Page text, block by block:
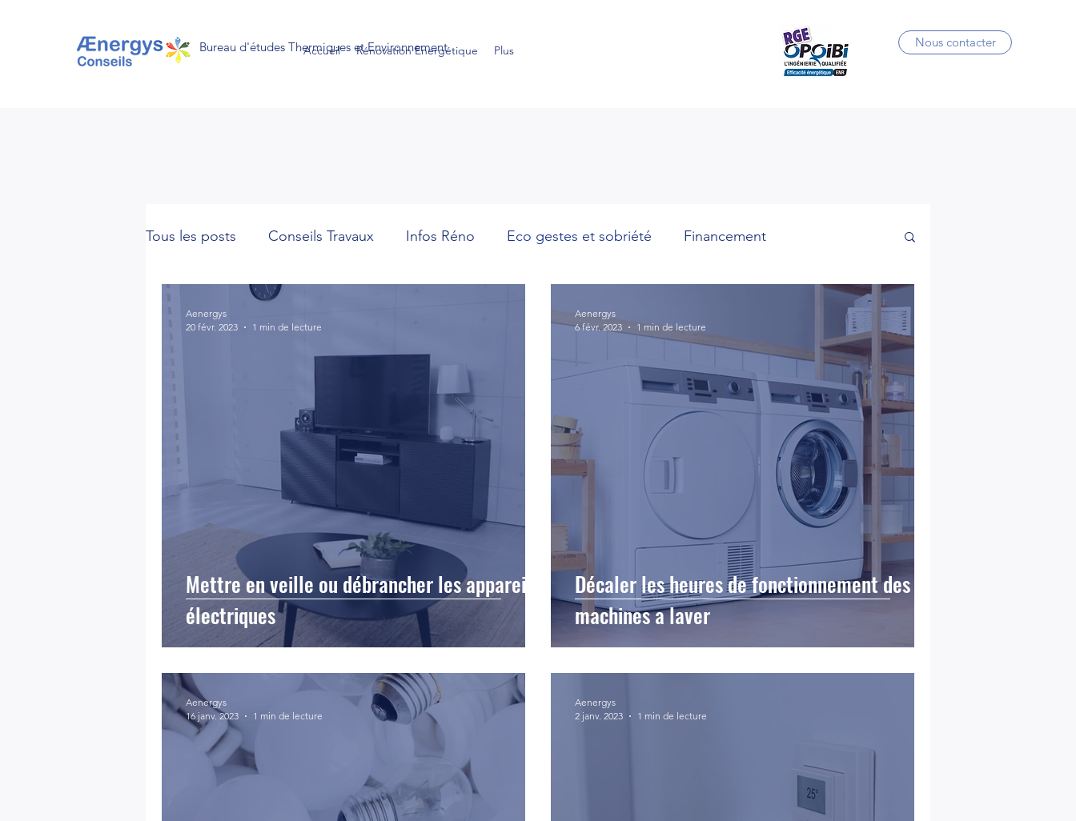
Bureau d'études Thermiques et Environnement
Accueil Rénovation Energétique Plus
Nous contacter
Tous les posts Conseils Travaux Infos Réno Eco gestes et sobriété Financement
Conseils en économies
Mettre en veille ou débrancher les appareils
électriques
Aenergys
20 févr. 2023
1 min de lecture
Décaler les heures de fonctionnement des
machines a laver
Aenergys
6 févr. 2023
1 min de lecture
Aenergys
16 janv. 2023
1 min de lecture
Aenergys
2 janv. 2023
1 min de lecture